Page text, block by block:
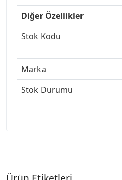
Diğer Özellikler
Stok Kodu
Marka
Stok Durumu